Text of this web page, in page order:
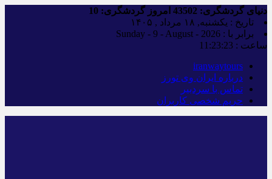
دنیای گردشگری: امروز گردشگری:
تاریخ : یکشنبه, ۱۸ مرداد , ۱۴۰۵
برابر با : Sunday - 9 - August - 2026
ساعت : 11:23:24
iranwaytours
درباره ایران وی تورز
تماس با سردبیر
حریم شخصی کاربران